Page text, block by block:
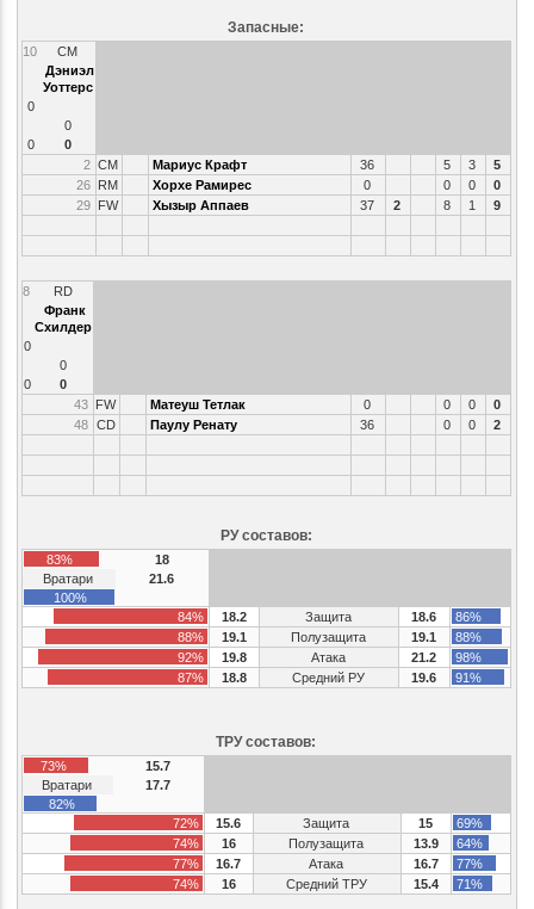
Запасные:
10
CM
Дэниэл
Уоттерс
0
0
0
0
2 CM Мариус Крафт 36 5 3
5
26 RM Хорхе Рамирес 0 0 0
0
29 FW Хызыр Аппаев 37 2 8 1 9
8
RD
Франк
Схилдер
0
0
0
0
43 FW Матеуш Тетлак 0 0 0
0
48 CD Паулу Ренату 36 0 0 2
РУ составов:
83%
18
Вратари
21.6
100%
84%
18.2 Защита 18.6
86%
88%
19.1 Полузащита 19.1
88%
92%
19.8 Атака 21.2
98%
87%
18.8 Средний РУ 19.6 91%
ТРУ составов:
73%
15.7
Вратари
17.7
82%
72%
15.6 Защита 15
69%
74%
16 Полузащита 13.9
64%
77%
16.7 Атака 16.7
77%
74%
16 Средний ТРУ 15.4 71%